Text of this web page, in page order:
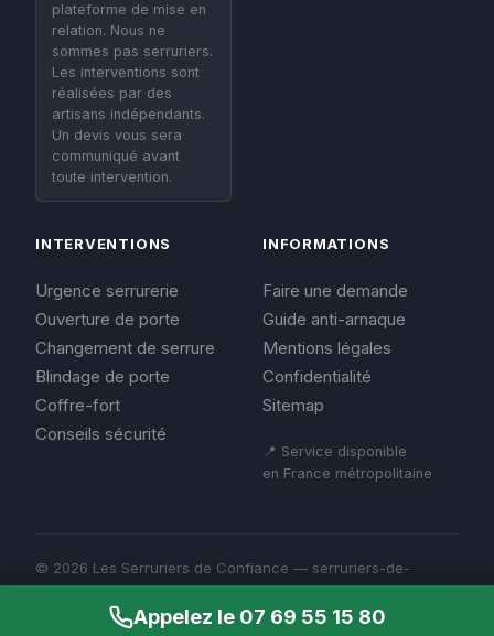
Appelez le 07 69 55 15 80
plateforme de mise en
relation. Nous ne
sommes pas serruriers.
Les interventions sont
réalisées par des
artisans indépendants.
Un devis vous sera
communiqué avant
toute intervention.
INTERVENTIONS
Urgence serrurerie
Ouverture de porte
Changement de serrure
Blindage de porte
Coffre-fort
Conseils sécurité
INFORMATIONS
Faire une demande
Guide anti-arnaque
Mentions légales
Confidentialité
Sitemap
📍 Service disponible
en France métropolitaine
© 2026 Les Serruriers de Confiance — serruriers-de-
confiance.fr
Mentions légalesConfidentialitéSitemap